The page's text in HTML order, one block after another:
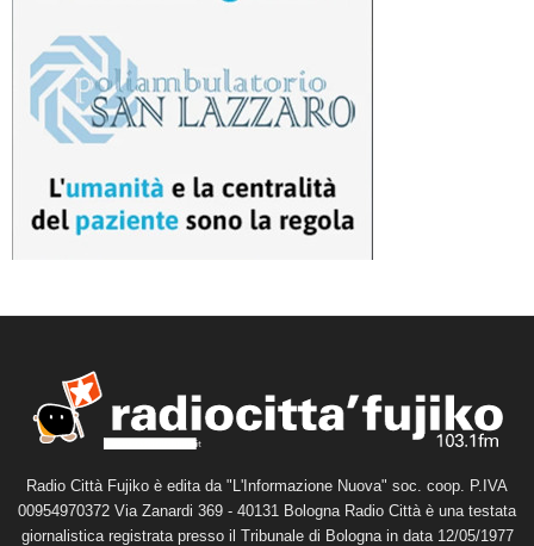
Radio Città Fujiko è edita da "L'Informazione Nuova" soc. coop. P.IVA
00954970372 Via Zanardi 369 - 40131 Bologna Radio Città è una testata
giornalistica registrata presso il Tribunale di Bologna in data 12/05/1977